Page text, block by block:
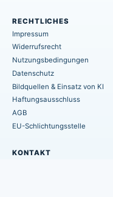
RECHTLICHES
Impressum
Widerrufsrecht
Nutzungsbedingungen
Datenschutz
Bildquellen & Einsatz von KI
Haftungsausschluss
AGB
EU-Schlichtungsstelle
KONTAKT